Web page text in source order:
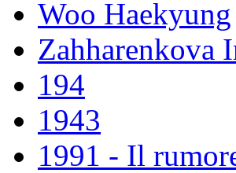
Woo Haekyung
Zahharenkova
194
1943
1991 - Il